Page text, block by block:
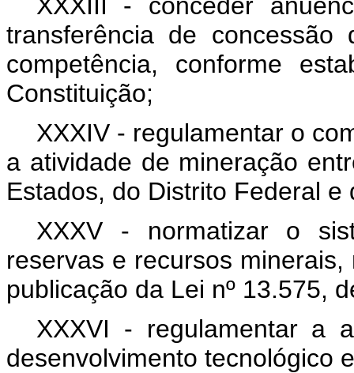
transferência de
competência, conforme
Constituição;
XXXIV - regulamentar o
a atividade de mineração
Estados, do Distrito Federal e
XXXV - normatizar o
reservas e recursos
publicação da Lei nº 13.575,
XXXVI - regulamentar a
desenvolvimento tecnológico